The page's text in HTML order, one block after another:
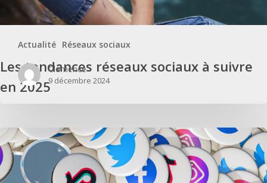
Actualité Réseaux sociaux
Les tendances réseaux sociaux à suivre
en 2025
Clémence
9 décembre 2024
Tendances digitales 2024 : le paysage numérique en pleine évolution